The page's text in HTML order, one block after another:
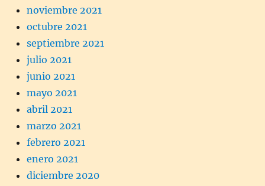
noviembre 2021
octubre 2021
septiembre 2021
julio 2021
junio 2021
mayo 2021
abril 2021
marzo 2021
febrero 2021
enero 2021
diciembre 2020